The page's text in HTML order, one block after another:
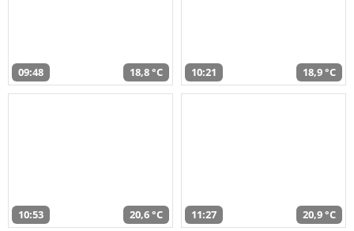
09:48 18,8 °C 10:21 18,9 °C
10:53 20,6 °C 11:27 20,9 °C